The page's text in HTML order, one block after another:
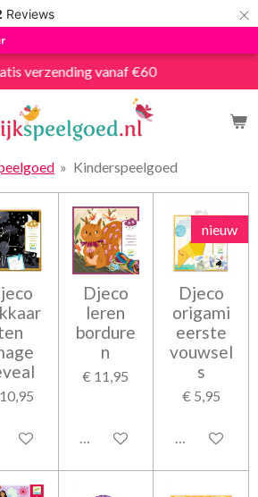
Reviews ×
verzending vanaf €60
» Kinderspeelgoed
Djeco
leren
bordure
n
€ 11,95
In winkelwagen
nieuw
Djeco
origami
eerste
vouwsel
s
€ 5,95
In